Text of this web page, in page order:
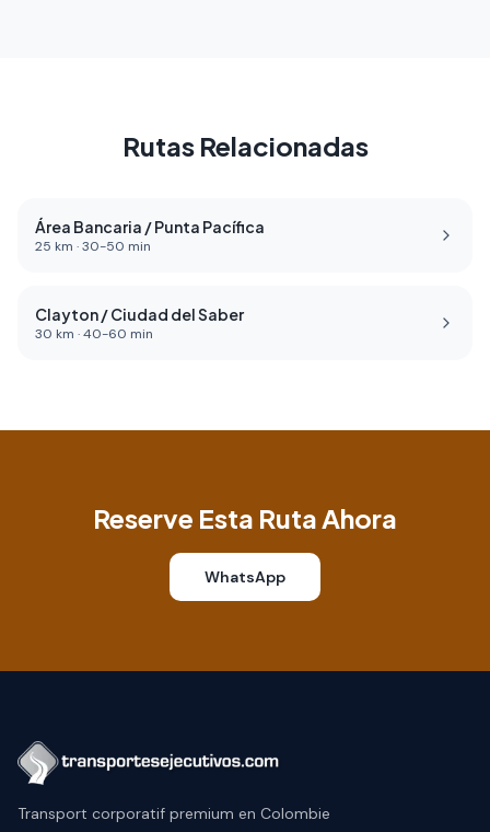
Rutas Relacionadas
Área Bancaria / Punta Pacífica
25 km ·30-50 min
Clayton / Ciudad del Saber
30 km ·40-60 min
Reserve Esta Ruta Ahora
WhatsApp
Transport corporatif premium en Colombie